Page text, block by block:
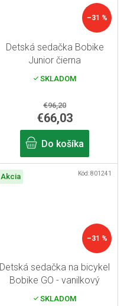
–31 %
Detská sedačka Bobike
Junior čierna
SKLADOM
€96,20
€66,03
Do košíka
Akcia
–31 %
Detská sedačka na bicykel
Bobike GO - vanilkový
koláčik Pre rám sedlovej
SKLADOM
Kód:801241